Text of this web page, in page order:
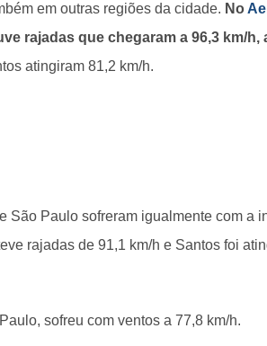
em outras regiões da cidade. No
rajadas que chegaram a 96,3 km/h,
atingiram 81,2 km/h.
São Paulo sofreram igualmente com a
rajadas de 91,1 km/h e Santos foi
sofreu com ventos a 77,8 km/h.